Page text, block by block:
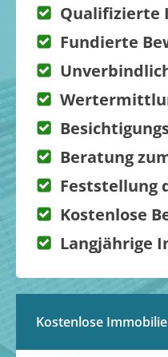
Qualifizierte
Fundierte
Beratung
Feststellung
Kostenlose
Langjährige
Kostenlose